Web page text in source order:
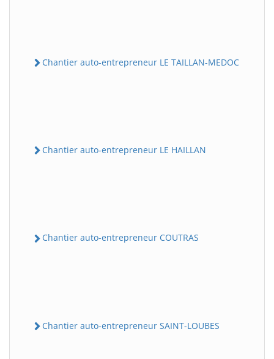
Chantier auto-entrepreneur LE TAILLAN-MEDOC
Chantier auto-entrepreneur LE HAILLAN
Chantier auto-entrepreneur COUTRAS
Chantier auto-entrepreneur SAINT-LOUBES